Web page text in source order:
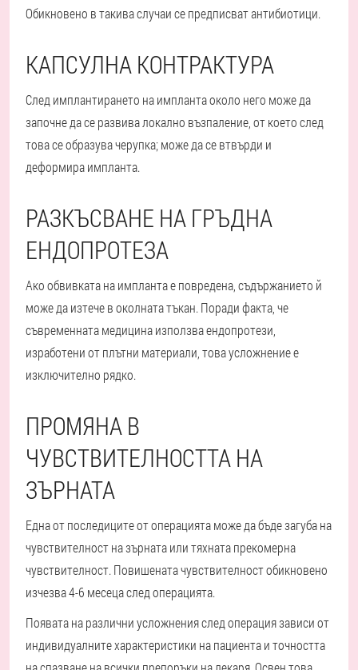
Обикновено в такива случаи се предписват антибиотици.
КАПСУЛНА КОНТРАКТУРА
След имплантирането на импланта около него може да
започне да се развива локално възпаление, от което след
това се образува черупка; може да се втвърди и
деформира импланта.
РАЗКЪСВАНЕ НА ГРЪДНА
ЕНДОПРОТЕЗА
Ако обвивката на импланта е повредена, съдържанието й
може да изтече в околната тъкан. Поради факта, че
съвременната медицина използва ендопротези,
изработени от плътни материали, това усложнение е
изключително рядко.
ПРОМЯНА В
ЧУВСТВИТЕЛНОСТТА НА
ЗЪРНАТА
Една от последиците от операцията може да бъде загуба на
чувствителност на зърната или тяхната прекомерна
чувствителност. Повишената чувствителност обикновено
изчезва 4-6 месеца след операцията.
Появата на различни усложнения след операция зависи от
индивидуалните характеристики на пациента и точността